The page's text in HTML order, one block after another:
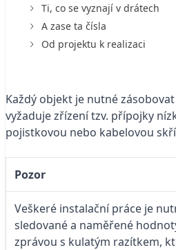
Ti, co se vyznají v drátech
A zase ta čísla
Od projektu k realizaci
Každý objekt je nutné
vyžaduje zřízení tzv. přípojky
pojistkovou nebo kabelovou
Pozor
Veškeré instalační práce je
sledované a naměřené
zprávou s kulatým razítkem,